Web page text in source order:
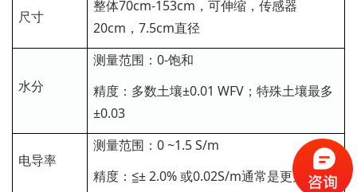
尺寸
整体70cm-153cm，可伸缩，传感器
20cm，7.5cm直径
水分
测量范围：0-饱和
精度：多数土壤±0.01 WFV；特殊土壤最多
±0.03
电导率
测量范围：0 ~1.5 S/m
精度：≦± 2.0% 或0.02S/m通常是更大的